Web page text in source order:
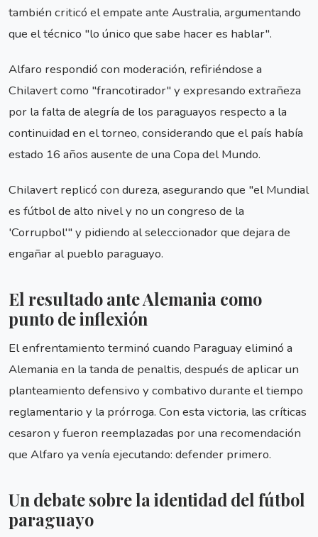
también criticó el empate ante Australia, argumentando
que el técnico "lo único que sabe hacer es hablar".
Alfaro respondió con moderación, refiriéndose a
Chilavert como "francotirador" y expresando extrañeza
por la falta de alegría de los paraguayos respecto a la
continuidad en el torneo, considerando que el país había
estado 16 años ausente de una Copa del Mundo.
Chilavert replicó con dureza, asegurando que "el Mundial
es fútbol de alto nivel y no un congreso de la
'Corrupbol'" y pidiendo al seleccionador que dejara de
engañar al pueblo paraguayo.
El resultado ante Alemania como
punto de inflexión
El enfrentamiento terminó cuando Paraguay eliminó a
Alemania en la tanda de penaltis, después de aplicar un
planteamiento defensivo y combativo durante el tiempo
reglamentario y la prórroga. Con esta victoria, las críticas
cesaron y fueron reemplazadas por una recomendación
que Alfaro ya venía ejecutando: defender primero.
Un debate sobre la identidad del fútbol
paraguayo